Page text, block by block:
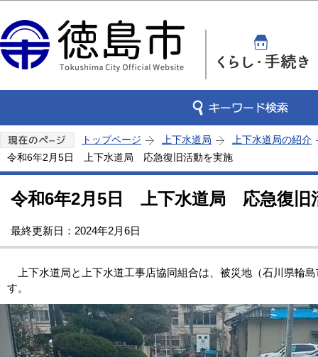
トップページ 上下水道局
上下水道局の紹介
令和6年2月5日 上下水道局 応急復旧活動を実施
令和6年2月5日 上下水道局 応急復旧
最終更新日：2024年2月6日
上下水道局と上下水道工事店協同組合は、被災地（石川県輪
す。